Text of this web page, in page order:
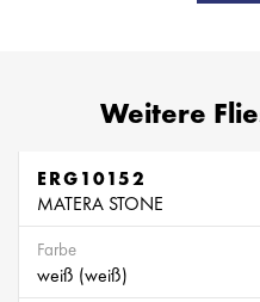
Weitere
ERG10152
MATERA STONE
Farbe
weiß (weiß)